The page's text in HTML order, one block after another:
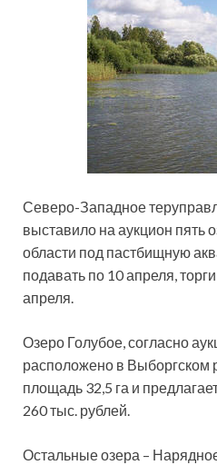
Северо-Западное
выставило на аукцион пять
области под пастбищную
подавать по 10 апреля,
апреля.
Озеро Голубое, согласно
расположено в Выборгском
площадь 32,5 га и
260 тыс. рублей.
Остальные озера –